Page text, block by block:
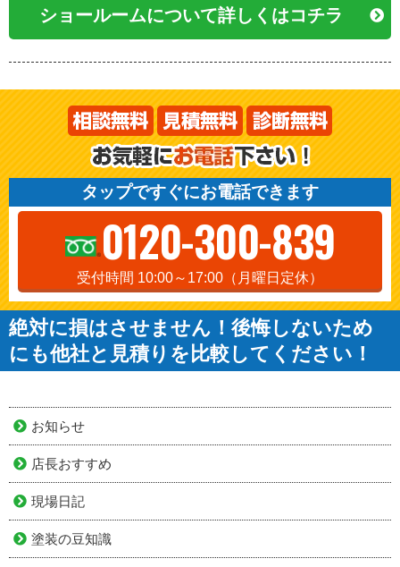
ショールームについて詳しくはコチラ
タップですぐにお電話できます
0120-300-839
受付時間 10:00～17:00（月曜日定休）
絶対に損はさせません！後悔しないため
にも他社と見積りを比較してください！
お知らせ
店長おすすめ
現場日記
塗装の豆知識